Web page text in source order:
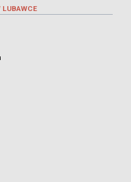
LUBAWCE